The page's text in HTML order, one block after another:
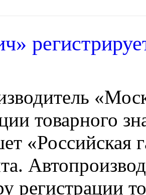
товарного
«Российская
регистрации